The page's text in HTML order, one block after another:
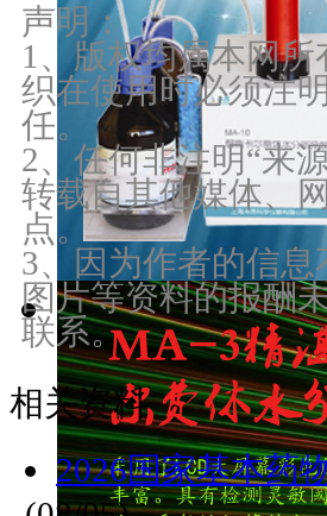
声明：
1、版权均属本网
织在使用时必须注
任。
2、任何非注明“来
转载自其他媒体、
点。
3、因为作者的信
图片等资料的报酬
联系。
相关资料
2026国家基本药